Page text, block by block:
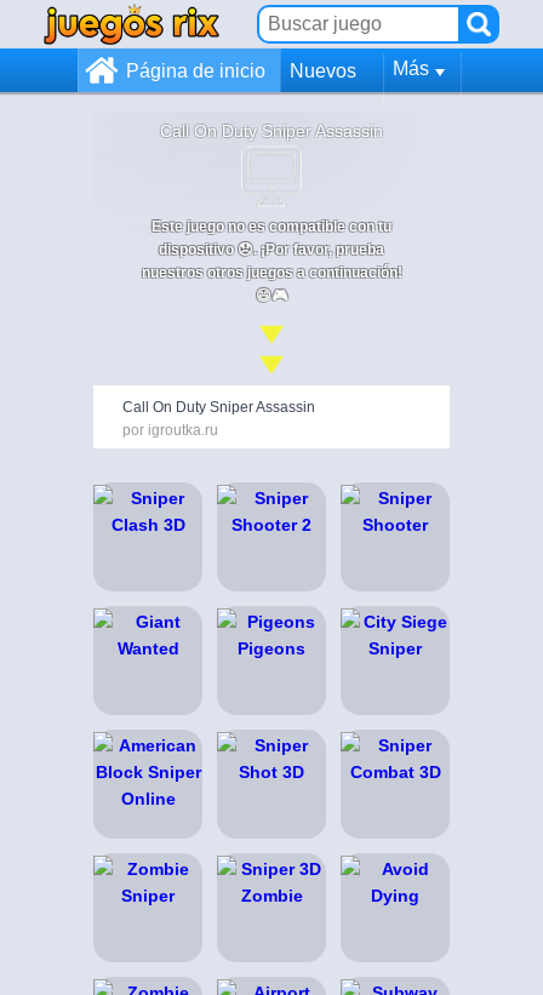
Página de inicio Nuevos Más
Call On Duty Sniper Assassin
Este juego no es compatible con tu
dispositivo 😞. ¡Por favor, prueba
nuestros otros juegos a continuación!
😄🎮
Call On Duty Sniper Assassin
por igroutka.ru